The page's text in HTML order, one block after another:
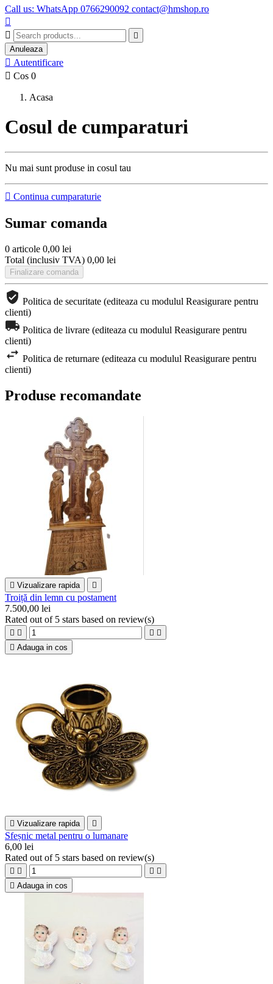
Call us: WhatsApp 0766290092 contact@hmshop.ro



Anuleaza
 Autentificare
 Cos 0
Acasa
Cosul de cumparaturi
Nu mai sunt produse in cosul tau
 Continua cumparaturie
Sumar comanda
0 articole 0,00 lei
Total (inclusiv TVA) 0,00 lei
Finalizare comanda
Politica de securitate (editeaza cu modulul Reasigurare pentru
clienti)
Politica de livrare (editeaza cu modulul Reasigurare pentru
clienti)
Politica de returnare (editeaza cu modulul Reasigurare pentru
clienti)
Produse recomandate
 Vizualizare rapida 
Troiță din lemn cu postament
7.500,00 lei
Rated out of 5 stars based on review(s)
   
 Adauga in cos
 Vizualizare rapida 
Sfeșnic metal pentru o lumanare
6,00 lei
Rated out of 5 stars based on review(s)
   
 Adauga in cos